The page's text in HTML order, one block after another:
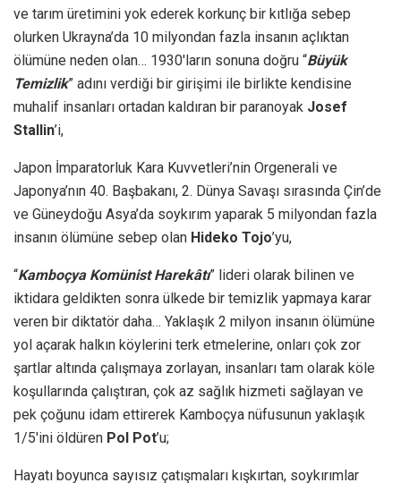
ve tarım üretimini yok ederek korkunç bir kıtlığa sebep
olurken Ukrayna’da 10 milyondan fazla insanın açlıktan
ölümüne neden olan… 1930′ların sonuna doğru “Büyük
Temizlik” adını verdiği bir girişimi ile birlikte kendisine
muhalif insanları ortadan kaldıran bir paranoyak Josef
Stallin’i,
Japon İmparatorluk Kara Kuvvetleri’nin Orgenerali ve
Japonya’nın 40. Başbakanı, 2. Dünya Savaşı sırasında Çin’de
ve Güneydoğu Asya’da soykırım yaparak 5 milyondan fazla
insanın ölümüne sebep olan Hideko Tojo’yu,
“Kamboçya Komünist Harekâtı” lideri olarak bilinen ve
iktidara geldikten sonra ülkede bir temizlik yapmaya karar
veren bir diktatör daha… Yaklaşık 2 milyon insanın ölümüne
yol açarak halkın köylerini terk etmelerine, onları çok zor
şartlar altında çalışmaya zorlayan, insanları tam olarak köle
koşullarında çalıştıran, çok az sağlık hizmeti sağlayan ve
pek çoğunu idam ettirerek Kamboçya nüfusunun yaklaşık
1/5′ini öldüren Pol Pot’u;
Hayatı boyunca sayısız çatışmaları kışkırtan, soykırımlar